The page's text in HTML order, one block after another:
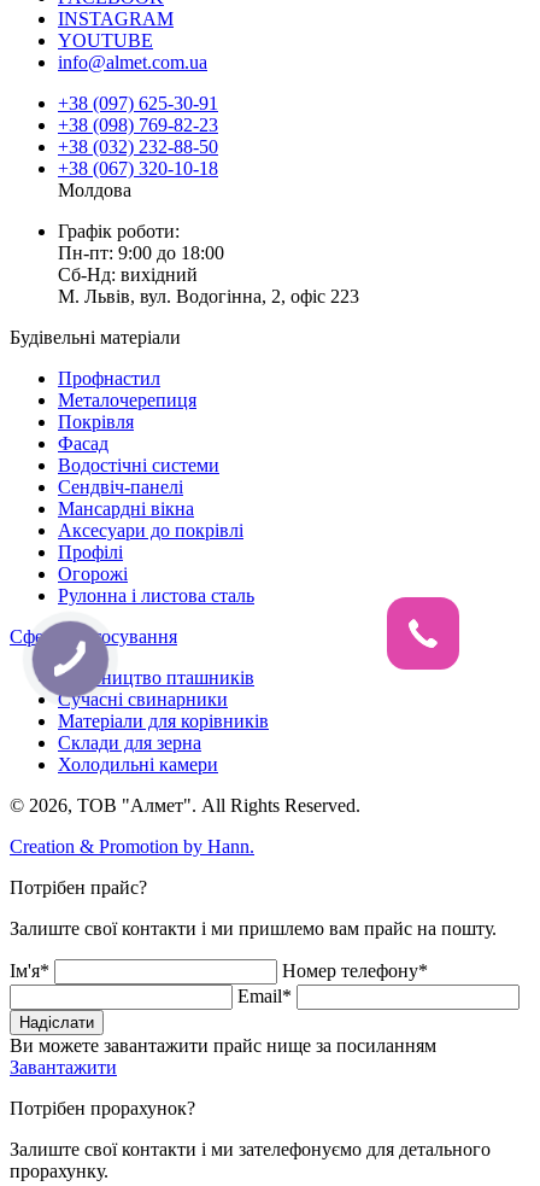
INSTAGRAM
YOUTUBE
info@almet.com.ua
+38 (097) 625-30-91
+38 (098) 769-82-23
+38 (032) 232-88-50
+38 (067) 320-10-18
Молдова
Графік роботи:
Пн-пт: 9:00 до 18:00
Сб-Нд: вихідний
М. Львів, вул. Водогінна, 2, офіс 223
Будівельні матеріали
Профнастил
Металочерепиця
Покрівля
Фасад
Водостічні системи
Сендвіч-панелі
Мансардні вікна
Аксесуари до покрівлі
Профілі
Огорожі
Рулонна і листова сталь
Сфери застосування
Будівництво пташників
Сучасні свинарники
Матеріали для корівників
Склади для зерна
Холодильні камери
© 2026, ТОВ "Алмет". All Rights Reserved.
Creation & Promotion by Hann.
Потрібен прайс?
Залиште свої контакти і ми пришлемо вам прайс на пошту.
Ім'я*
Номер телефону*
Email*
Надіслати
Ви можете завантажити прайс нище за посиланням
Завантажити
Потрібен прорахунок?
Залиште свої контакти і ми зателефонуємо для детального
прорахунку.